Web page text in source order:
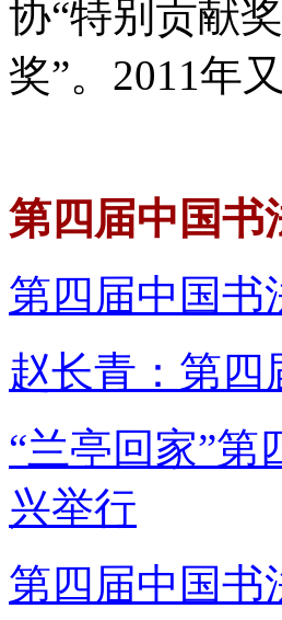
协“特别贡献
奖”。2011年
第四届中国书
第四届中国书
赵长青：第四
“兰亭回家”
兴举行
第四届中国书